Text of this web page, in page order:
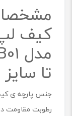
کیف
تا سایز 13 اینچ
رطوبت مقاومت